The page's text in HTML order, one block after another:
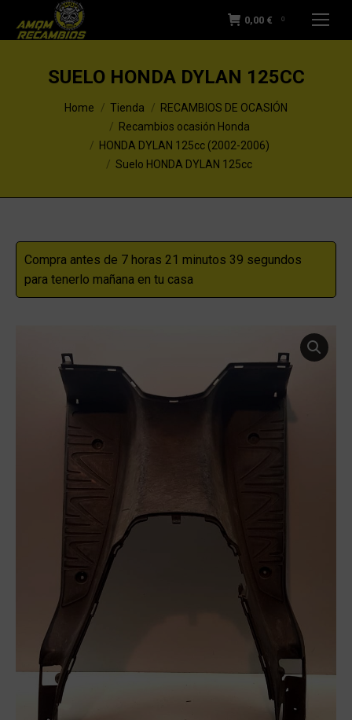
0,00 € 0
SUELO HONDA DYLAN 125CC
You are here:Home Tienda
RECAMBIOS DE OCASIÓN
Recambios ocasión Honda
HONDA DYLAN 125cc (2002-2006)
Suelo HONDA DYLAN 125cc
Compra antes de 7 horas 21 minutos 38 segundos
para tenerlo mañana en tu casa